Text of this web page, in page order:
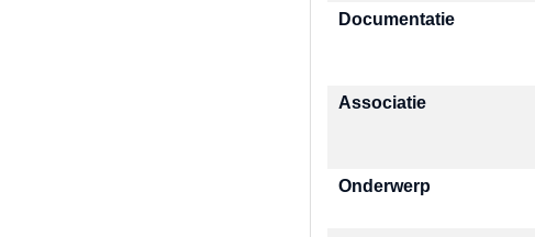
Documentatie
Associatie
Onderwerp